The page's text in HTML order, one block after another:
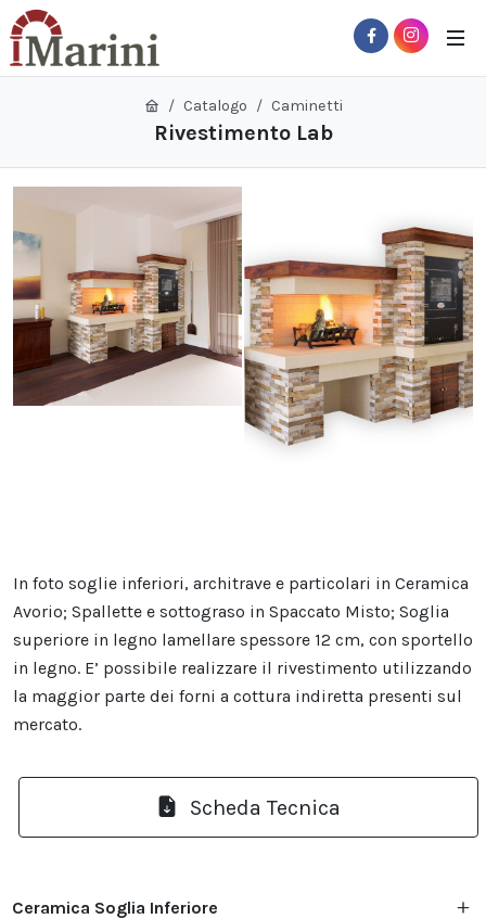
Menu
Catalogo Caminetti
Rivestimento Lab
In foto soglie inferiori, architrave e particolari in Ceramica
Avorio; Spallette e sottograso in Spaccato Misto; Soglia
superiore in legno lamellare spessore 12 cm, con sportello
in legno. E’ possibile realizzare il rivestimento utilizzando
la maggior parte dei forni a cottura indiretta presenti sul
mercato.
Scheda Tecnica
Ceramica Soglia Inferiore